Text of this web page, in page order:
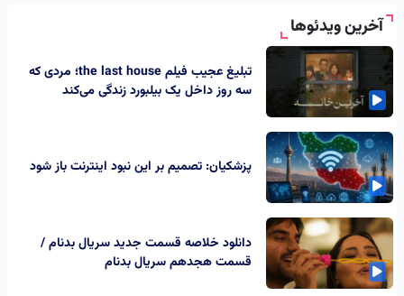
آخرین ویدئوها
تبلیغ عجیب فیلم the last house؛ مردی که
سه روز داخل یک بیلبورد زندگی می‌کند
پزشکیان: تصمیم بر این نبود اینترنت باز شود
دانلود خلاصه قسمت جدید سریال بدنام /
قسمت هجدهم سریال بدنام